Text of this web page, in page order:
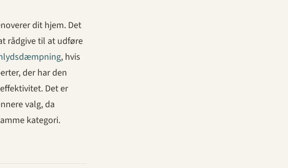
dit hjem. Det
rådgive til at udføre
, hvis
der har den
Det er
valg, da
kategori.